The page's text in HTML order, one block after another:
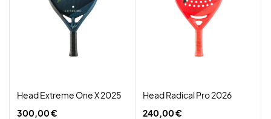
Head Extreme One X 2025
300,00 €
Head Radical Pro 2026
240,00 €